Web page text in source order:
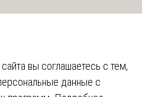
вы соглашаетесь с тем,
данные с